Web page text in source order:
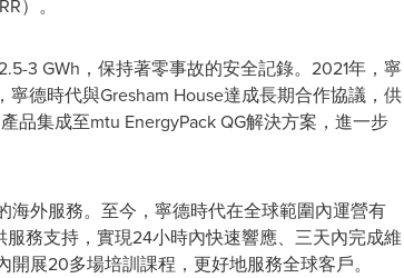
）。
3 GWh，保持著零事故的安全記錄。2021年，寧
德時代與Gresham House達成長期合作協議，供
品集成至mtu EnergyPack QG解決方案，進一步
外服務。至今，寧德時代在全球範圍內運營有
務支持，實現24小時內快速響應、三天內完成維
展20多場培訓課程，更好地服務全球客戶。